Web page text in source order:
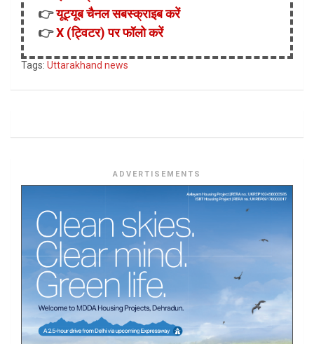
👉यूट्यूब चैनल सबस्क्राइब करें
👉X (ट्विटर) पर फॉलो करें
Tags: Uttarakhand news
ADVERTISEMENTS